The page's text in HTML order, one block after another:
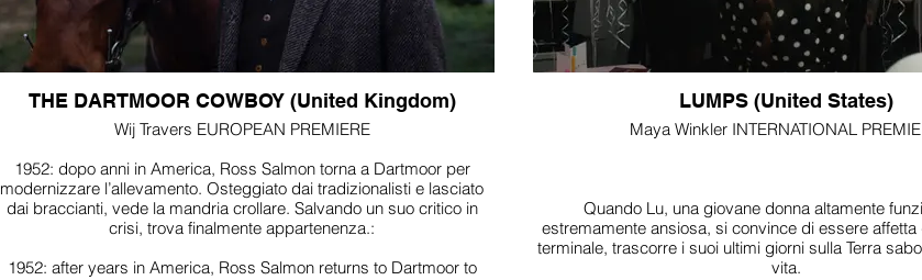
THE DARTMOOR COWBOY (United Kingdom)
Wij Travers EUROPEAN PREMIERE
1952: dopo anni in America, Ross Salmon torna a Dartmoor per
modernizzare l’allevamento. Osteggiato dai tradizionalisti e lasciato
dai braccianti, vede la mandria crollare. Salvando un suo critico in
crisi, trova finalmente appartenenza.:
1952: after years in America, Ross Salmon returns to Dartmoor to
LUMPS (United States)
Maya Winkler INTERNATIONAL
Quando Lu, una giovane donna altamente
estremamente ansiosa, si convince di essere affetta
terminale, trascorre i suoi ultimi giorni sulla Terra
vita.